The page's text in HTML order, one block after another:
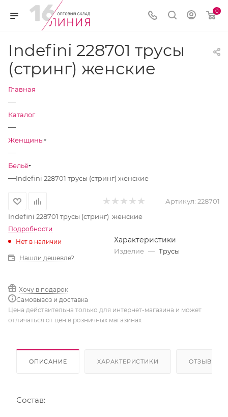
0
Indefini 228701 трусы
(стринг) женские
Главная
—
Каталог
—
Женщины
—
Бельё
—Indefini 228701 трусы (стринг) женские
Артикул: 228701
Indefini 228701 трусы (стринг) женские
Подробности
Нет в наличии
Нашли дешевле?
Хочу в подарок
Самовывоз и доставка
Характеристики
Изделие — Трусы
Цена действительна только для интернет-магазина и может
отличаться от цен в розничных магазинах
ОПИСАНИЕ ХАРАКТЕРИСТИКИ ОТЗЫВЫ
Состав: